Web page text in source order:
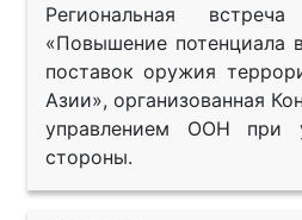
Региональная
«Повышение потенциала
поставок оружия
Азии», организованная
управлением ООН при
стороны.